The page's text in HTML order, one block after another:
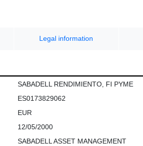
Legal information
SABADELL RENDIMIENTO, FI PYME
ES0173829062
EUR
12/05/2000
SABADELL ASSET MANAGEMENT